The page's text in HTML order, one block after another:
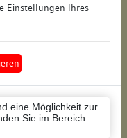
Einstellungen Ihres
eine Möglichkeit zur
Sie im Bereich